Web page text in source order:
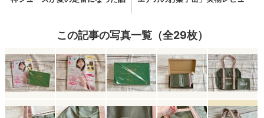
この記事の写真一覧（全29枚）